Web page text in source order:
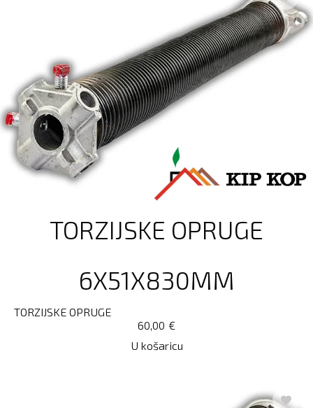
TORZIJSKE OPRUGE
6X51X830MM
TORZIJSKE OPRUGE
€
60,00
U košaricu